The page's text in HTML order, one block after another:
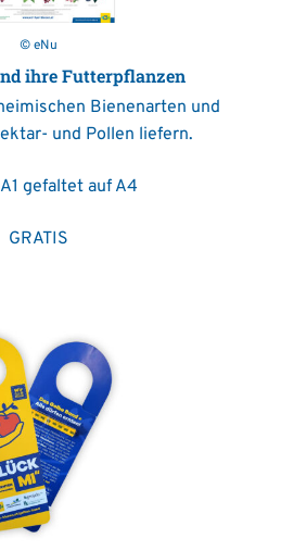
© eNu
ihre Futterpflanzen
Bienenarten und
und Pollen liefern.
A1 gefaltet auf A4
GRATIS